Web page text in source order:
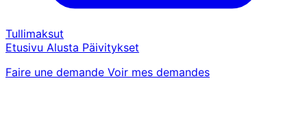
Tullimaksut
Etusivu Alusta Päivitykset
Faire une demande Voir mes demandes